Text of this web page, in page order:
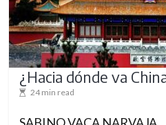
¿Hacia dónde va
24 min read